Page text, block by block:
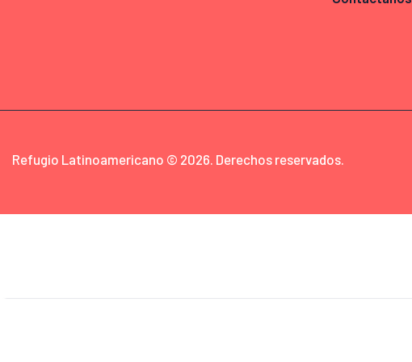
Refugio Latinoamericano © 2026. Derechos reservados.